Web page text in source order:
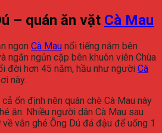
– quán ăn vặt Cà Mau
ngon Cà Mau nổi tiếng nằm bên
ngắn ngủn cặp bên khuôn viên Chùa
đời hơn 45 năm, hầu như người Cà
này.
ổn định nên quán chè Cà Mau này
ăn. Nhiều người dân Cà Mau sau
vẫn ghé Ông Dú đá đậu để uống 1